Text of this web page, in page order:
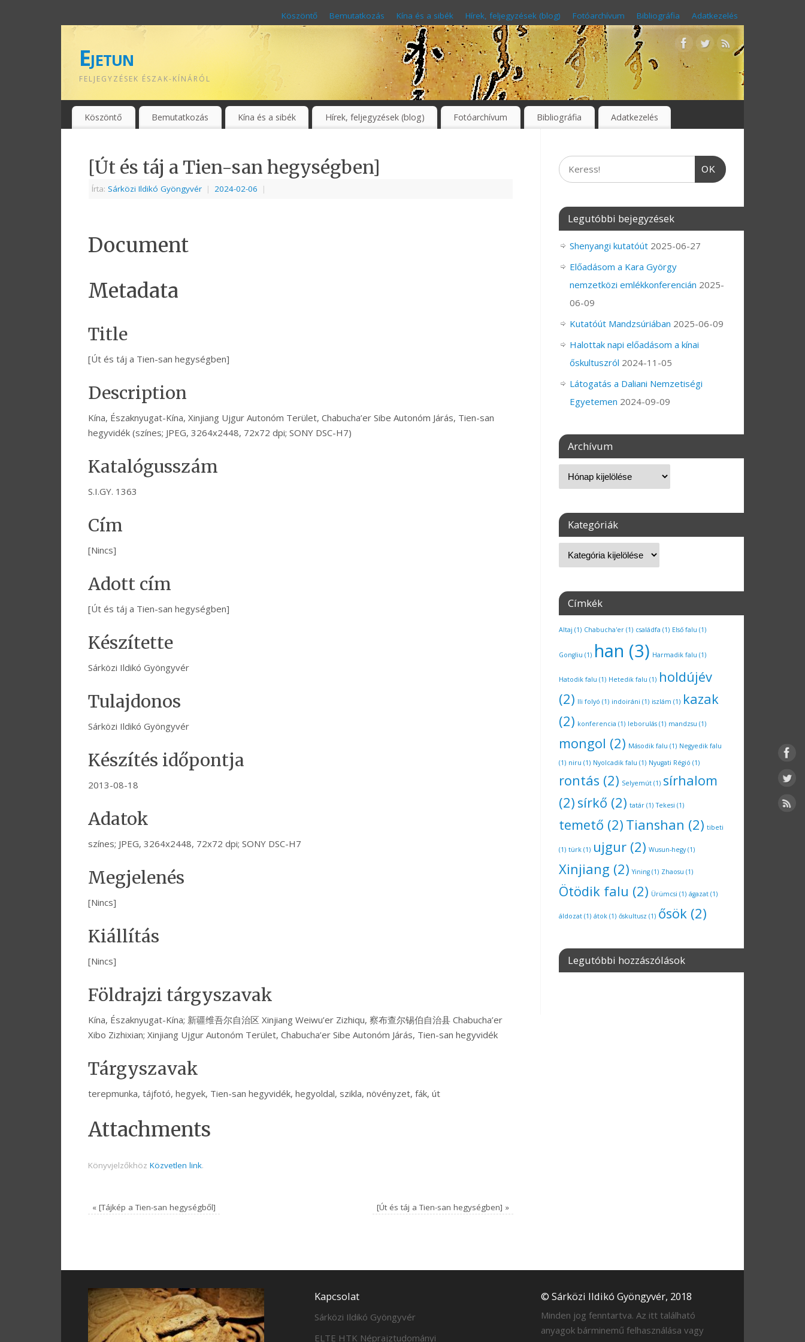
Köszöntő Bemutatkozás Kína és a sibék Hírek, feljegyzések (blog) Fotóarchívum Bibliográfia Adatkezelés
Ejetun
FELJEGYZÉSEK ÉSZAK-KÍNÁRÓL
Köszöntő Bemutatkozás Kína és a sibék Hírek, feljegyzések (blog) Fotóarchívum Bibliográfia Adatkezelés
[Út és táj a Tien-san hegységben]
Írta: Sárközi Ildikó Gyöngyvér | 2024-02-06 |
Document
Metadata
Title
[Út és táj a Tien-san hegységben]
Description
Kína, Északnyugat-Kína, Xinjiang Ujgur Autonóm Terület, Chabucha’er Sibe Autonóm Járás, Tien-san
hegyvidék (színes; JPEG, 3264x2448, 72x72 dpi; SONY DSC-H7)
Katalógusszám
S.I.GY. 1363
Cím
[Nincs]
Adott cím
[Út és táj a Tien-san hegységben]
Készítette
Sárközi Ildikó Gyöngyvér
Tulajdonos
Sárközi Ildikó Gyöngyvér
Készítés időpontja
2013-08-18
Adatok
színes; JPEG, 3264x2448, 72x72 dpi; SONY DSC-H7
Megjelenés
[Nincs]
Kiállítás
[Nincs]
Földrajzi tárgyszavak
Kína, Északnyugat-Kína; 新疆维吾尔自治区 Xinjiang Weiwu’er Zizhiqu, 察布查尔锡伯自治县 Chabucha’er
Xibo Zizhixian; Xinjiang Ujgur Autonóm Terület, Chabucha’er Sibe Autonóm Járás, Tien-san hegyvidék
Tárgyszavak
terepmunka, tájfotó, hegyek, Tien-san hegyvidék, hegyoldal, szikla, növényzet, fák, út
Attachments
Könyvjelzőkhöz Közvetlen link.
« [Tájkép a Tien-san hegységből] [Út és táj a Tien-san hegységben] »
OK
Legutóbbi bejegyzések
Shenyangi kutatóút 2025-06-27
Előadásom a Kara György
nemzetközi emlékkonferencián 2025-
06-09
Kutatóút Mandzsúriában 2025-06-09
Halottak napi előadásom a kínai
őskultuszról 2024-11-05
Látogatás a Daliani Nemzetiségi
Egyetemen 2024-09-09
Archívum
Kategóriák
Címkék
Altaj (1) Chabucha'er (1) családfa (1) Első falu (1)
Gongliu (1) han (3) Harmadik falu (1)
Hatodik falu (1) Hetedik falu (1) holdújév
(2) Ili folyó (1) indoiráni (1) iszlám (1) kazak
(2) konferencia (1) leborulás (1) mandzsu (1)
mongol (2) Második falu (1) Negyedik falu
(1) niru (1) Nyolcadik falu (1) Nyugati Régió (1)
rontás (2) Selyemút (1) sírhalom
(2) sírkő (2) tatár (1) Tekesi (1)
temető (2) Tianshan (2) tibeti
(1) türk (1) ujgur (2) Wusun-hegy(1)
Xinjiang (2) Yining (1) Zhaosu (1)
Ötödik falu (2) Ürümcsi (1) ágazat (1)
áldozat (1) átok (1) őskultusz (1) ősök (2)
Legutóbbi hozzászólások
Kapcsolat
Sárközi Ildikó Gyöngyvér
ELTE HTK Néprajztudományi
© Sárközi Ildikó Gyöngyvér, 2018
Minden jog fenntartva. Az itt található
anyagok bárminemű felhasználása vagy